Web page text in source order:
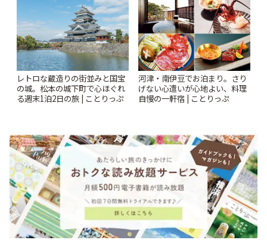
レトロな蔵造りの街並みと国宝
の城。松本の城下町で心ほぐれ
る週末1泊2日の旅 | ことりっぷ
河津・南伊豆でお泊まり。さり
げない心遣いが心地よい、料理
自慢の一軒宿 | ことりっぷ